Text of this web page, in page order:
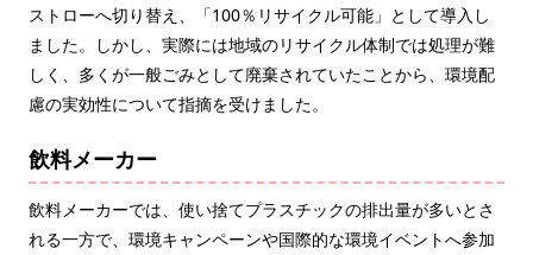
ストローへ切り替え、「100％リサイクル可能」として導入し
ました。しかし、実際には地域のリサイクル体制では処理が難
しく、多くが一般ごみとして廃棄されていたことから、環境配
慮の実効性について指摘を受けました。
飲料メーカー
飲料メーカーでは、使い捨てプラスチックの排出量が多いとさ
れる一方で、環境キャンペーンや国際的な環境イベントへ参加